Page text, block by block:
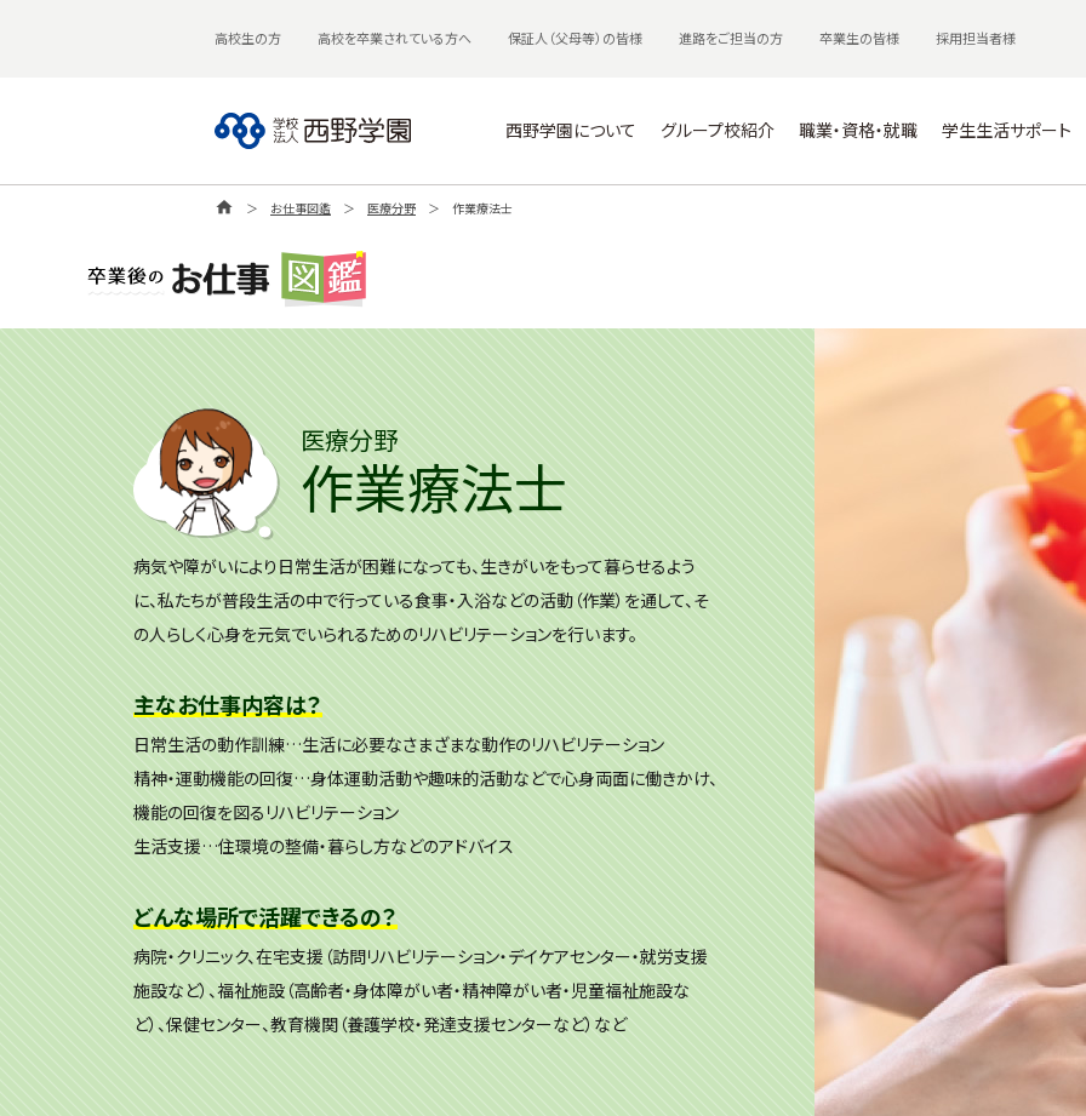
高校生の方 高校を卒業されている方へ 保証人（父母等）の皆様 進路をご担当の方 卒業生の皆様 採用担当者様
西野学園について グループ校紹介 職業・資格・就職 学生生活サポート
home ＞ お仕事図鑑 ＞ 医療分野 ＞ 作業療法士
医療分野
作業療法士
病気や障がいにより日常生活が困難になっても、生きがいをもって暮らせるよう
に、私たちが普段生活の中で行っている食事・入浴などの活動（作業）を通して、そ
の人らしく心身を元気でいられるためのリハビリテーションを行います。
主なお仕事内容は？
日常生活の動作訓練…生活に必要なさまざまな動作のリハビリテーション
精神・運動機能の回復…身体運動活動や趣味的活動などで心身両面に働きかけ、
機能の回復を図るリハビリテーション
生活支援…住環境の整備・暮らし方などのアドバイス
どんな場所で活躍できるの？
病院・クリニック、在宅支援（訪問リハビリテーション・デイケアセンター・就労支援
施設など）、福祉施設（高齢者・身体障がい者・精神障がい者・児童福祉施設な
ど）、保健センター、教育機関（養護学校・発達支援センターなど）など